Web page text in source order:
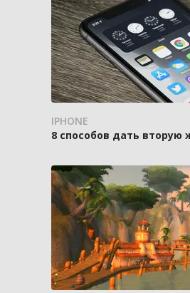
IPHONE
8 способов дать вторую